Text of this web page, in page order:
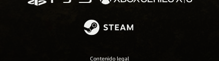
Contenido legal